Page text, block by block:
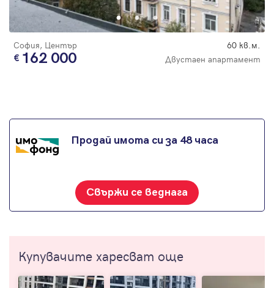
София, Център 60 кв.м.
162 000 Двустаен апартамент
Продай имота си за 48 часа
Свържи се веднага
Купувачите харесват още